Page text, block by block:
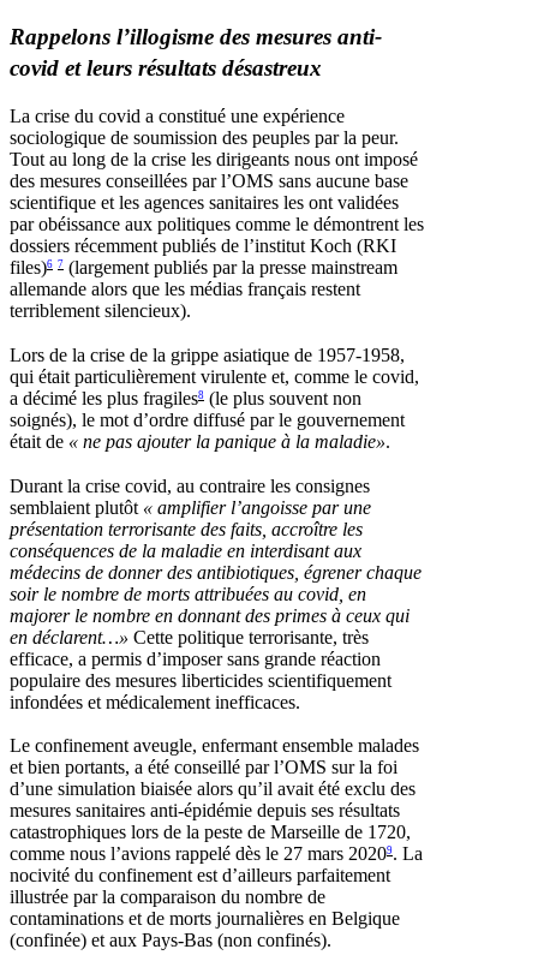
Rappelons l’illogisme des mesures anti-
covid et leurs résultats désastreux
La crise du covid a constitué une expérience
sociologique de soumission des peuples par la peur.
Tout au long de la crise les dirigeants nous ont imposé
des mesures conseillées par l’OMS sans aucune base
scientifique et les agences sanitaires les ont validées
par obéissance aux politiques comme le démontrent les
dossiers récemment publiés de l’institut Koch (RKI
files)6 7 (largement publiés par la presse mainstream
allemande alors que les médias français restent
terriblement silencieux).
Lors de la crise de la grippe asiatique de 1957-1958,
qui était particulièrement virulente et, comme le covid,
a décimé les plus fragiles8 (le plus souvent non
soignés), le mot d’ordre diffusé par le gouvernement
était de « ne pas ajouter la panique à la maladie».
Durant la crise covid, au contraire les consignes
semblaient plutôt « amplifier l’angoisse par une
présentation terrorisante des faits, accroître les
conséquences de la maladie en interdisant aux
médecins de donner des antibiotiques, égrener chaque
soir le nombre de morts attribuées au covid, en
majorer le nombre en donnant des primes à ceux qui
en déclarent…» Cette politique terrorisante, très
efficace, a permis d’imposer sans grande réaction
populaire des mesures liberticides scientifiquement
infondées et médicalement inefficaces.
Le confinement aveugle, enfermant ensemble malades
et bien portants, a été conseillé par l’OMS sur la foi
d’une simulation biaisée alors qu’il avait été exclu des
mesures sanitaires anti-épidémie depuis ses résultats
catastrophiques lors de la peste de Marseille de 1720,
comme nous l’avions rappelé dès le 27 mars 20209. La
nocivité du confinement est d’ailleurs parfaitement
illustrée par la comparaison du nombre de
contaminations et de morts journalières en Belgique
(confinée) et aux Pays-Bas (non confinés).